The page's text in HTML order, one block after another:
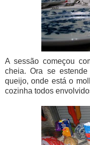
A sessão começou
cheia. Ora se
queijo, onde está o
cozinha todos